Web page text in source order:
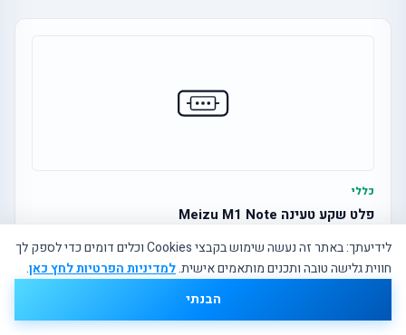
לידיעתך: באתר זה נעשה שימוש בקבצי Cookies וכלים דומים כדי לספק לך
חווית גלישה טובה ותכנים מותאמים אישית.למדיניות הפרטיות לחץ כאן.
הבנתי
כללי
פלט שקע טעינה Meizu M1 Note
30 הוסף לעגלה